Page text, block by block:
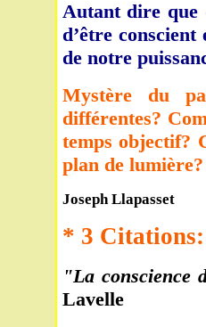
Autant dire que
d’être
de notre
Mystère du
différentes?
temps objectif?
plan de lumière?
Joseph Llapasset
* 3 Citations:
"La conscience
Lavelle